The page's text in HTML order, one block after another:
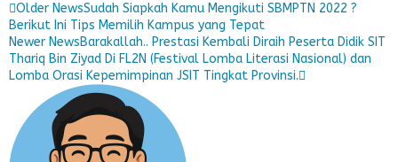
Older NewsSudah Siapkah Kamu Mengikuti SBMPTN 2022 ?
Berikut Ini Tips Memilih Kampus yang Tepat
Newer NewsBarakallah.. Prestasi Kembali Diraih Peserta Didik SIT
Thariq Bin Ziyad Di FL2N (Festival Lomba Literasi Nasional) dan
Lomba Orasi Kepemimpinan JSIT Tingkat Provinsi.